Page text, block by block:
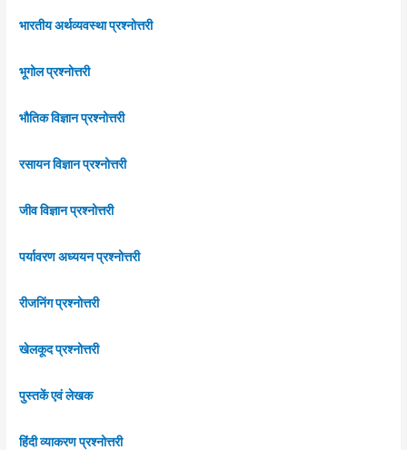
भारतीय अर्थव्यवस्था प्रश्नोत्तरी
भूगोल प्रश्नोत्तरी
भौतिक विज्ञान प्रश्नोत्तरी
रसायन विज्ञान प्रश्नोत्तरी
जीव विज्ञान प्रश्नोत्तरी
पर्यावरण अध्ययन प्रश्नोत्तरी
रीजनिंग प्रश्नोत्तरी
खेलकूद प्रश्नोत्तरी
पुस्तकें एवं लेखक
हिंदी व्याकरण प्रश्नोत्तरी